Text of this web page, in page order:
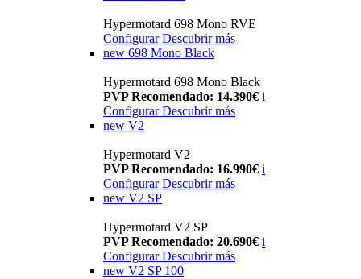
Hypermotard 698 Mono RVE
Configurar Descubrir más
new 698 Mono Black
Hypermotard 698 Mono Black
PVP Recomendado: 14.390€ i
Configurar Descubrir más
new V2
Hypermotard V2
PVP Recomendado: 16.990€ i
Configurar Descubrir más
new V2 SP
Hypermotard V2 SP
PVP Recomendado: 20.690€ i
Configurar Descubrir más
new V2 SP 100